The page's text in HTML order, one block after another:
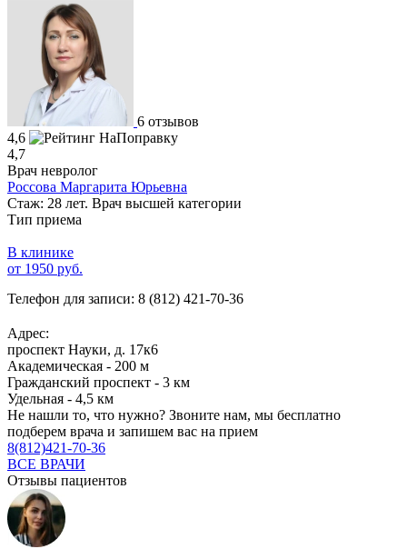
6 отзывов
4,6
4,7
Врач невролог
Россова Маргарита Юрьевна
Стаж: 28 лет. Врач высшей категории
Тип приема
В клинике
от 1950 руб.
Телефон для записи: 8 (812) 421-70-36
Адрес:
проспект Науки, д. 17к6
Академическая - 200 м
Гражданский проспект - 3 км
Удельная - 4,5 км
Не нашли то, что нужно? Звоните нам, мы бесплатно
подберем врача и запишем вас на прием
8(812)421-70-36
ВСЕ ВРАЧИ
Отзывы пациентов